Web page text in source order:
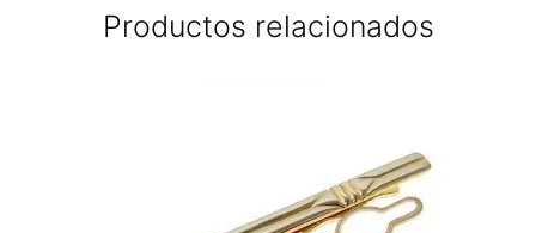
Productos relacionados